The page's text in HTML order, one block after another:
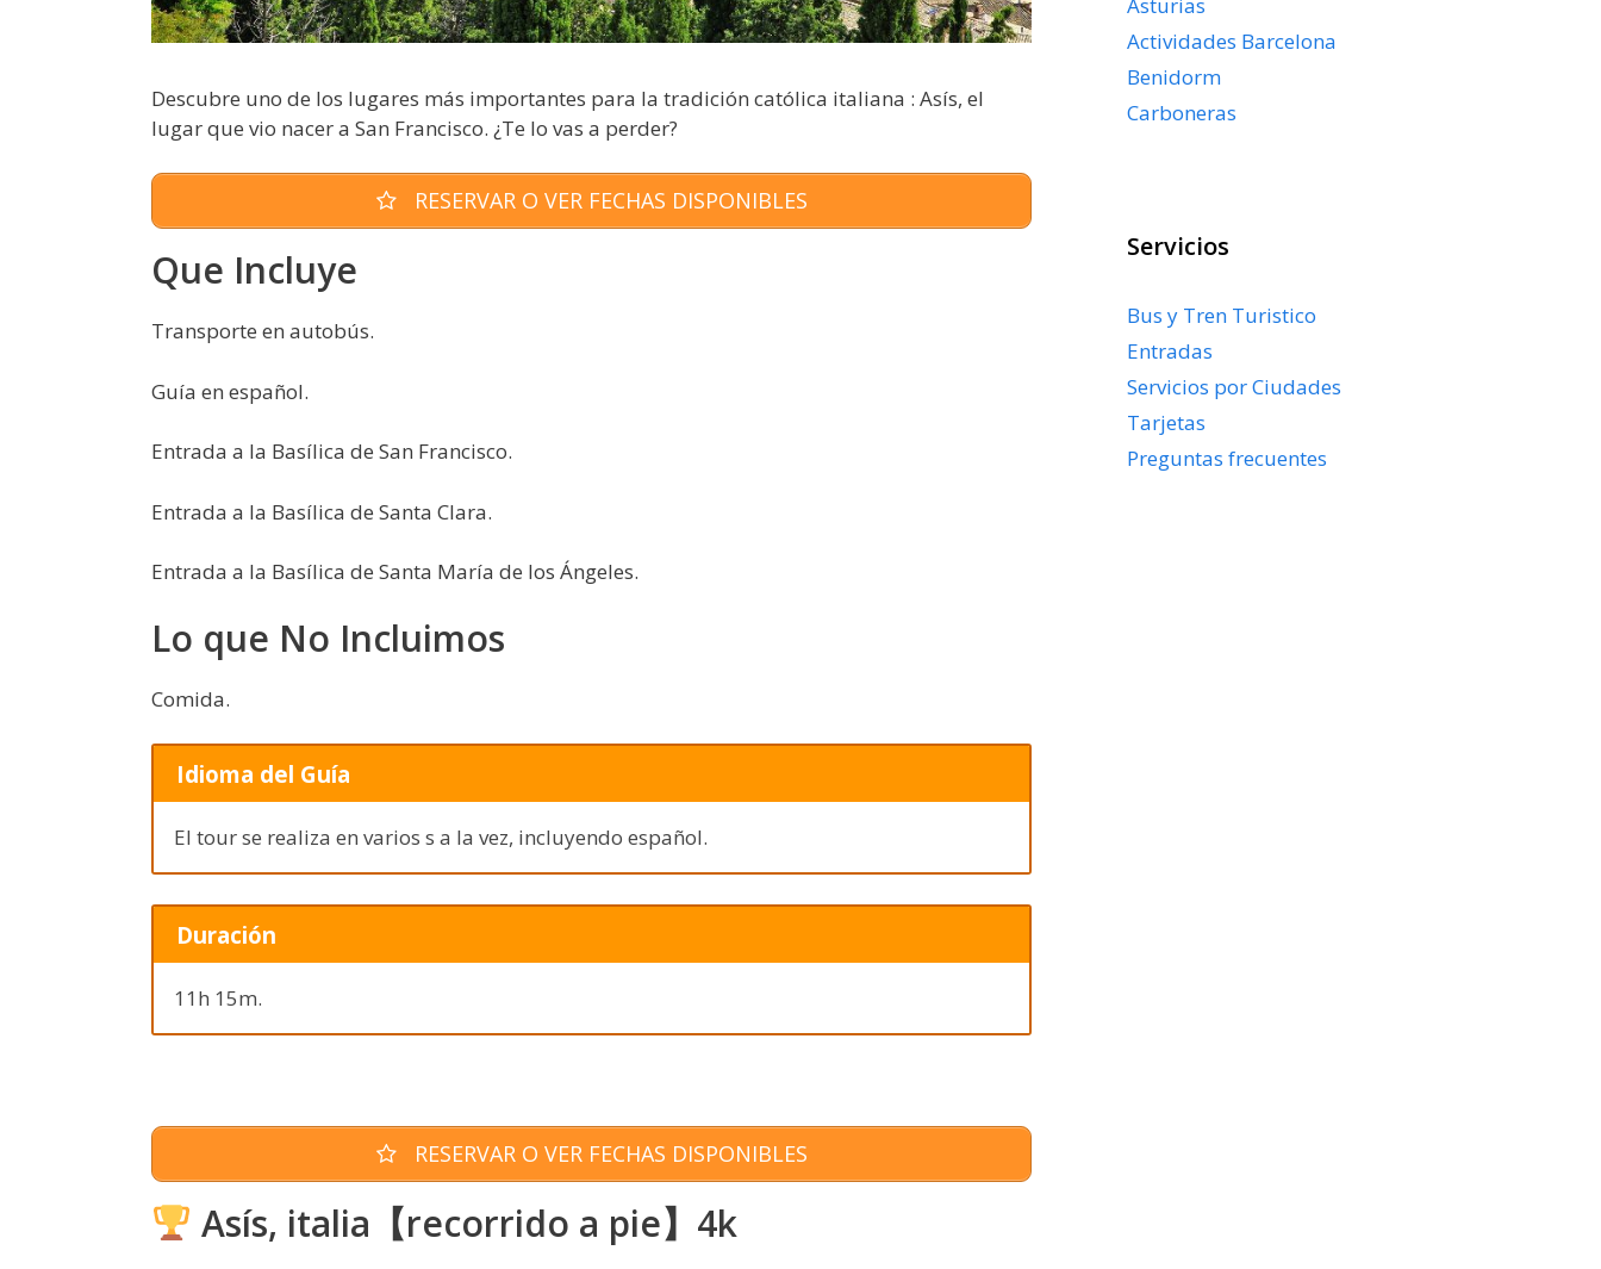
Descubre uno de los lugares más importantes para la tradición católica italiana : Asís, el
lugar que vio nacer a San Francisco. ¿Te lo vas a perder?
RESERVAR O VER FECHAS DISPONIBLES
Que Incluye
Transporte en autobús.
Guía en español.
Entrada a la Basílica de San Francisco.
Entrada a la Basílica de Santa Clara.
Entrada a la Basílica de Santa María de los Ángeles.
Lo que No Incluimos
Comida.
Idioma del Guía
El tour se realiza en varios s a la vez, incluyendo español.
Duración
11h 15m.
RESERVAR O VER FECHAS DISPONIBLES
Asís, italia【recorrido a pie】4k
Actividades Barcelona
Benidorm
Carboneras
Servicios
Bus y Tren Turistico
Entradas
Servicios por Ciudades
Tarjetas
Preguntas frecuentes